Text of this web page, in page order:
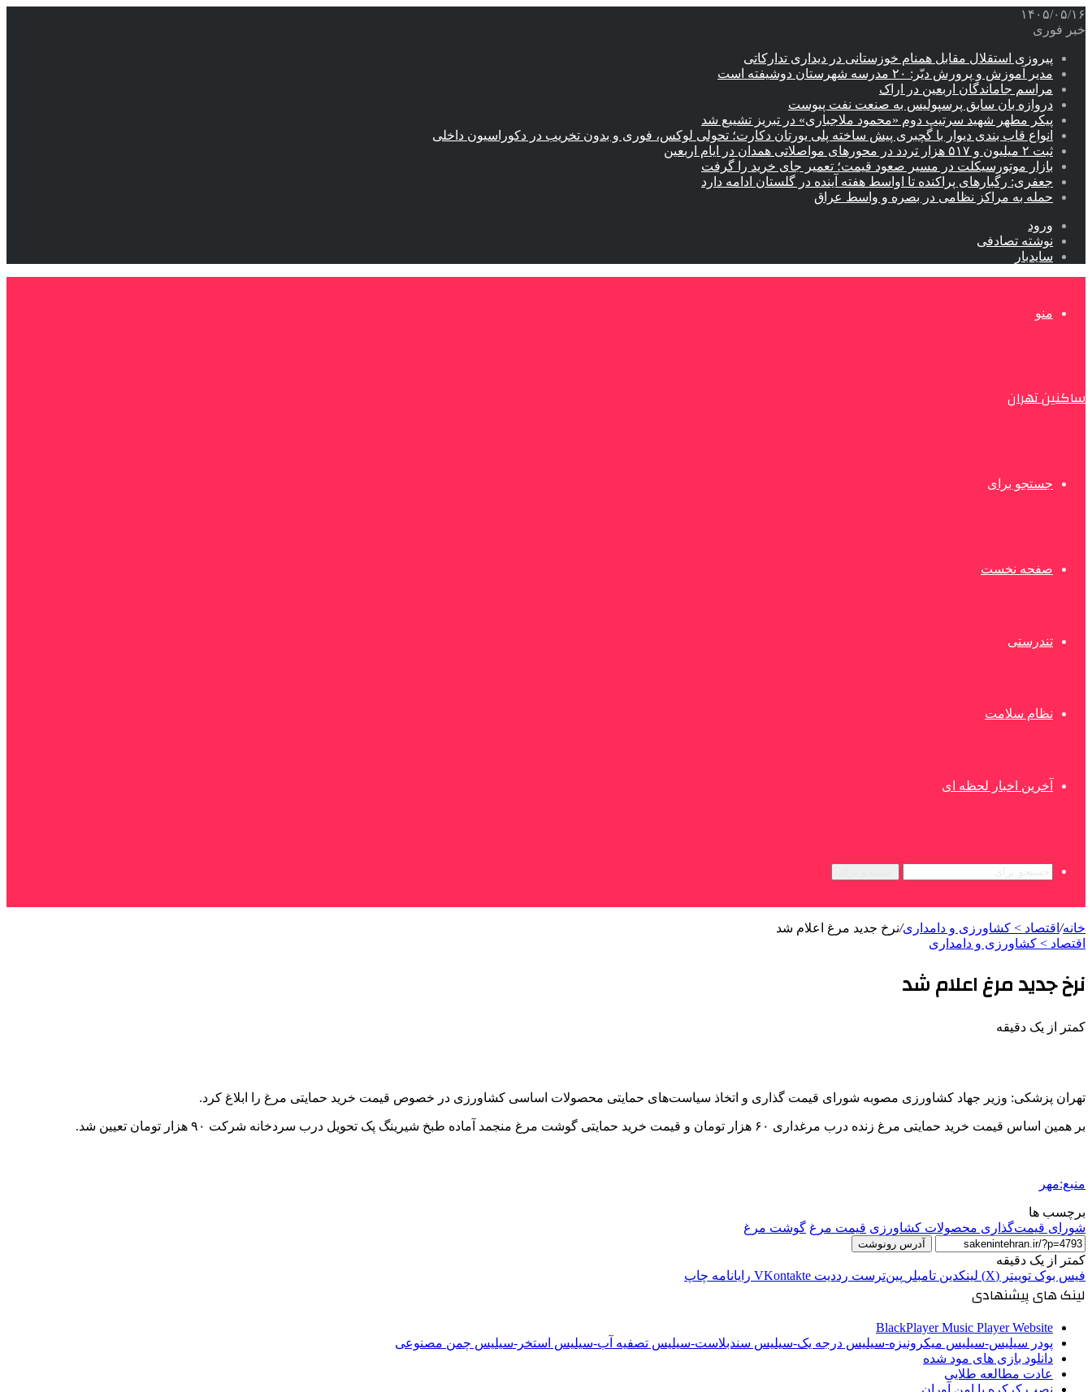
۱۴۰۵/۰۵/۱۶
خبر فوری
پیروزی استقلال مقابل همنام خوزستانی در دیداری تدارکاتی
مدیر آموزش و پرورش دیّر: ۲۰ مدرسه شهرستان دوشیفته است
مراسم جاماندگان اربعین در اراک
دروازه بان سابق پرسپولیس به صنعت نفت پیوست
پیکر مطهر شهید سرتیپ دوم «محمود ملاجباری» در تبریز تشییع شد
انواع قاب بندی دیوار با گچبری پیش ساخته پلی یورتان دکارت؛ تحولی لوکس، فوری و بدون تخریب در دکوراسیون داخلی
ثبت ۲ میلیون و ۵۱۷ هزار تردد در محورهای مواصلاتی همدان در ایام اربعین
بازار موتورسیکلت در مسیر صعود قیمت؛ تعمیر جای خرید را گرفت
جعفری: رگبارهای پراکنده تا اواسط هفته آینده در گلستان ادامه دارد
حمله به مراکز نظامی در بصره و واسط عراق
ورود
نوشته تصادفی
سایدبار
منو
ساکنین تهران
جستجو برای
صفحه نخست
تندرستی
نظام سلامت
آخرین اخبار لحظه ای
خانه/ اقتصاد > کشاورزی و دامداری/نرخ جدید مرغ اعلام شد
اقتصاد > کشاورزی و دامداری
نرخ جدید مرغ اعلام شد
کمتر از یک دقیقه
تهران پزشکی: وزیر جهاد کشاورزی مصوبه شورای قیمت گذاری و اتخاذ سیاست‌های حمایتی محصولات اساسی کشاورزی در خصوص قیمت خرید حمایتی مرغ را ابلاغ کرد.
بر همین اساس قیمت خرید حمایتی مرغ زنده درب مرغداری ۶۰ هزار تومان و قیمت خرید حمایتی گوشت مرغ منجمد آماده طبخ شیرینگ پک تحویل درب سردخانه شرکت ۹۰ هزار تومان تعیین شد.
منبع:مهر
برچسب ها
شورای قیمت‌گذاری محصولات کشاورزی قیمت مرغ گوشت مرغ
آدرس رونوشت
کمتر از یک دقیقه
فیس بوک توییتر (X) لینکدین ‫تامبلر ‫پین‌ترست ‫رددیت ‫VKontakte رایانامه چاپ
لینک های پیشنهادی
BlackPlayer Music Player Website
پودر سیلیس-سیلیس میکرونیزه-سیلیس درجه یک-سیلیس سندبلاست-سیلیس تصفیه آب-سیلیس استخر-سیلیس چمن مصنوعی
دانلود بازی های مود شده
عادت مطالعه طلایی
نصب کرکره با امن آوران